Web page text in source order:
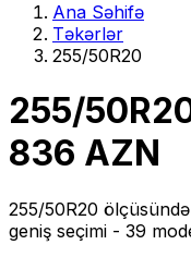
Ana Səhifə
Təkərlər
255/50R20
255/
836 AZN
255/50R20
geniş seçimi - 39